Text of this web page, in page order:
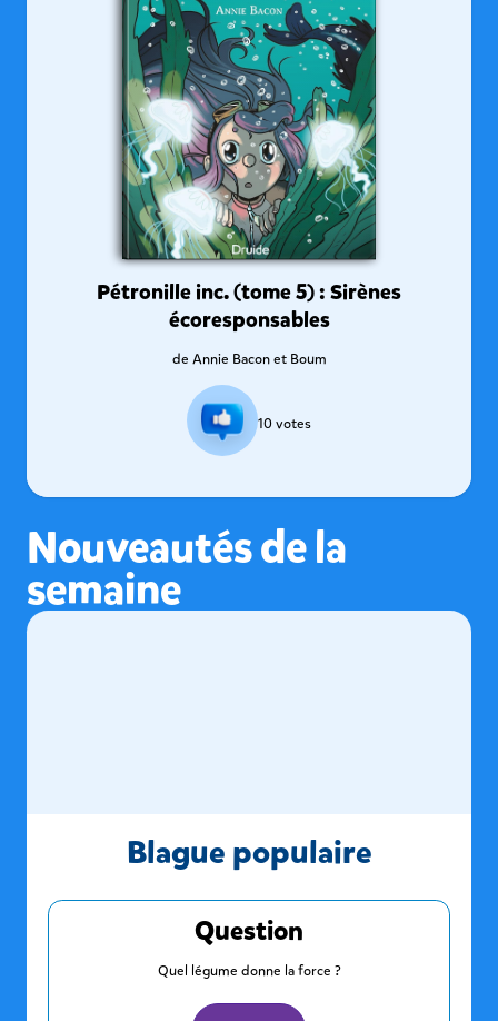
Pétronille inc. (tome 5) : Sirènes
écoresponsables
de Annie Bacon et Boum
10votes
Nouveautés de la
semaine
Blague populaire
Question
Quel légume donne la force ?